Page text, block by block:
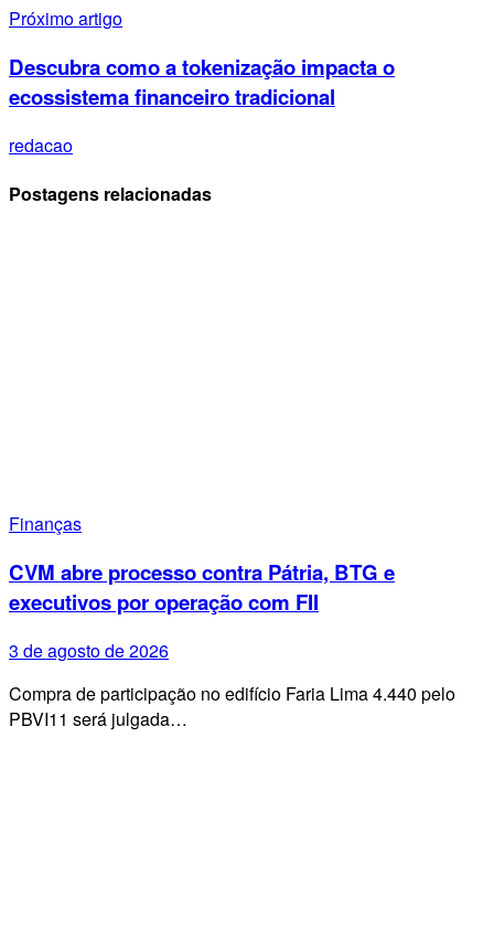
Próximo artigo
Descubra como a tokenização impacta o
ecossistema financeiro tradicional
redacao
Postagens relacionadas
Finanças
CVM abre processo contra Pátria, BTG e
executivos por operação com FII
3 de agosto de 2026
Compra de participação no edifício Faria Lima 4.440 pelo
PBVI11 será julgada…